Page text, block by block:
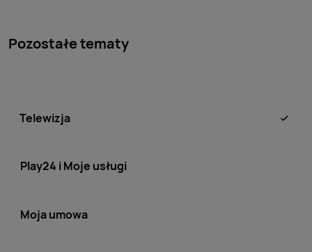
Pozostałe tematy
Telewizja
Play24 i Moje usługi
Moja umowa